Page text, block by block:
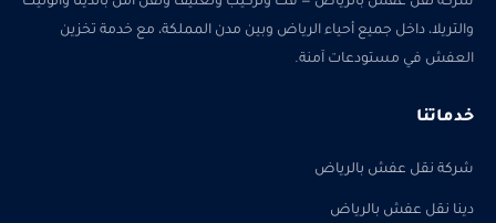
والتريلا، داخل جميع أحياء الرياض وبين مدن المملكة، مع خدمة تخزين
العفش في مستودعات آمنة.
خدماتنا
شركة نقل عفش بالرياض
دينا نقل عفش بالرياض